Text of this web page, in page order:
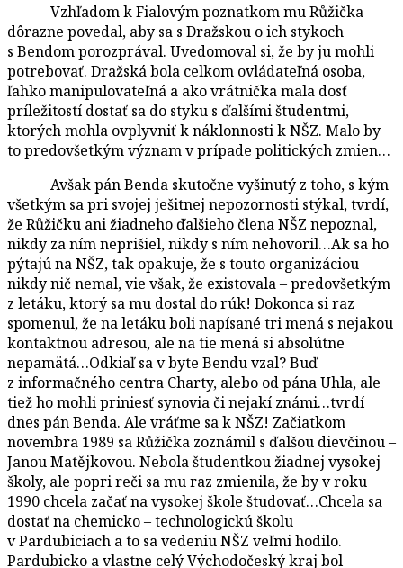
Vzhľadom k Fialovým poznatkom mu Růžička
dôrazne povedal, aby sa s Dražskou o ich stykoch
s Bendom porozprával. Uvedomoval si, že by ju mohli
potrebovať. Dražská bola celkom ovládateľná osoba,
ľahko manipulovateľná a ako vrátnička mala dosť
príležitostí dostať sa do styku s ďalšími študentmi,
ktorých mohla ovplyvniť k náklonnosti k NŠZ. Malo by
to predovšetkým význam v prípade politických zmien…
Avšak pán Benda skutočne vyšinutý z toho, s kým
všetkým sa pri svojej ješitnej nepozornosti stýkal, tvrdí,
že Růžičku ani žiadneho ďalšieho člena NŠZ nepoznal,
nikdy za ním neprišiel, nikdy s ním nehovoril…Ak sa ho
pýtajú na NŠZ, tak opakuje, že s touto organizáciou
nikdy nič nemal, vie však, že existovala – predovšetkým
z letáku, ktorý sa mu dostal do rúk! Dokonca si raz
spomenul, že na letáku boli napísané tri mená s nejakou
kontaktnou adresou, ale na tie mená si absolútne
nepamätá…Odkiaľ sa v byte Bendu vzal? Buď
z informačného centra Charty, alebo od pána Uhla, ale
tiež ho mohli priniesť synovia či nejakí známi…tvrdí
dnes pán Benda. Ale vráťme sa k NŠZ! Začiatkom
novembra 1989 sa Růžička zoznámil s ďalšou dievčinou –
Janou Matějkovou. Nebola študentkou žiadnej vysokej
školy, ale popri reči sa mu raz zmienila, že by v roku
1990 chcela začať na vysokej škole študovať…Chcela sa
dostať na chemicko – technologickú školu
v Pardubiciach a to sa vedeniu NŠZ veľmi hodilo.
Pardubicko a vlastne celý Východočeský kraj bol